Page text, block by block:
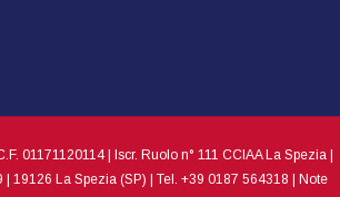
01171120114 | Iscr. Ruolo n° 111 CCIAA La Spezia |
| 19126 La Spezia (SP) | Tel. +39 0187 564318 |
Note